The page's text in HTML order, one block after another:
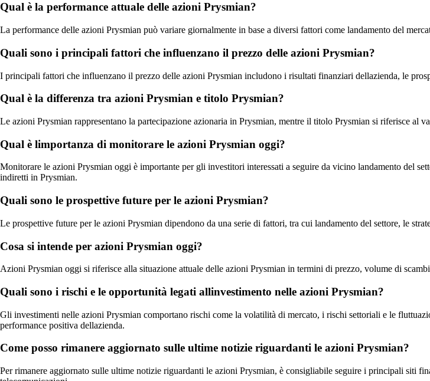
Qual è la performance attuale delle azioni Prysmian?
La performance delle azioni Prysmian può variare giornalmente in base a diversi fattori come landamento del
Quali sono i principali fattori che influenzano il prezzo delle azioni Prysmian?
I principali fattori che influenzano il prezzo delle azioni Prysmian includono i risultati finanziari dellazienda, le
Qual è la differenza tra azioni Prysmian e titolo Prysmian?
Le azioni Prysmian rappresentano la partecipazione azionaria in Prysmian, mentre il titolo Prysmian si riferisce al
Qual è limportanza di monitorare le azioni Prysmian oggi?
Monitorare le azioni Prysmian oggi è importante per gli investitori interessati a seguire da vicino landamento del
indiretti in Prysmian.
Quali sono le prospettive future per le azioni Prysmian?
Le prospettive future per le azioni Prysmian dipendono da una serie di fattori, tra cui landamento del settore, le
Cosa si intende per azioni Prysmian oggi?
Azioni Prysmian oggi si riferisce alla situazione attuale delle azioni Prysmian in termini di prezzo, volume di
Quali sono i rischi e le opportunità legati allinvestimento nelle azioni Prysmian?
Gli investimenti nelle azioni Prysmian comportano rischi come la volatilità di mercato, i rischi settoriali e le
performance positiva dellazienda.
Come posso rimanere aggiornato sulle ultime notizie riguardanti le azioni Prysmian?
Per rimanere aggiornato sulle ultime notizie riguardanti le azioni Prysmian, è consigliabile seguire i principali siti